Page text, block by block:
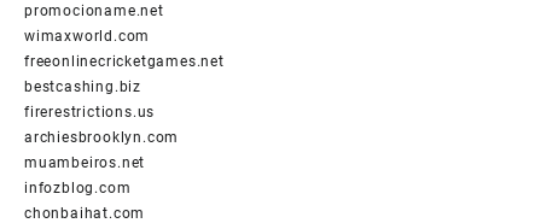
promocioname.net
wimaxworld.com
freeonlinecricketgames.net
bestcashing.biz
firerestrictions.us
archiesbrooklyn.com
muambeiros.net
infozblog.com
chonbaihat.com